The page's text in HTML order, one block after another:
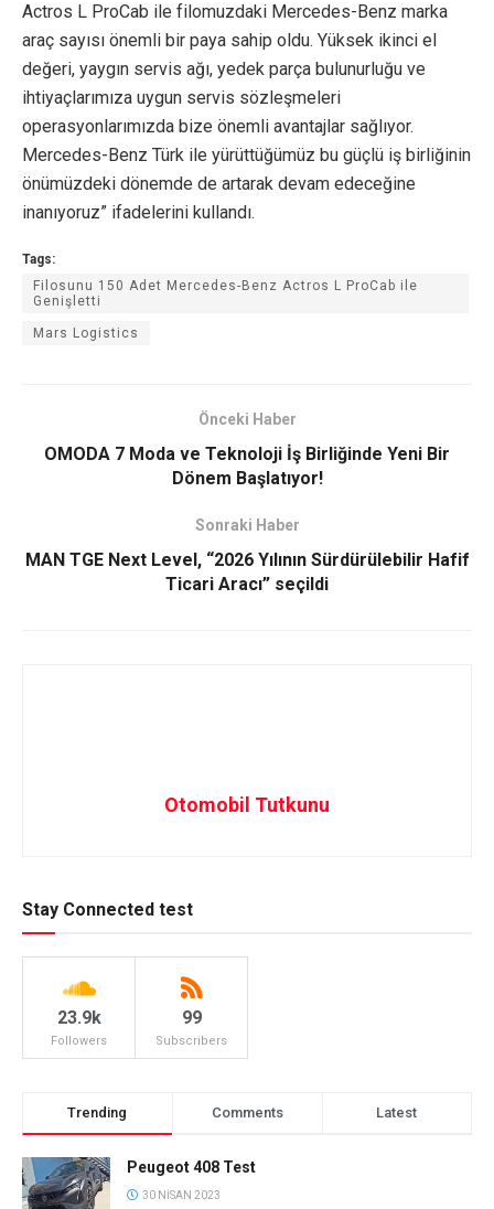
Actros L ProCab ile filomuzdaki Mercedes-Benz marka
araç sayısı önemli bir paya sahip oldu. Yüksek ikinci el
değeri, yaygın servis ağı, yedek parça bulunurluğu ve
ihtiyaçlarımıza uygun servis sözleşmeleri
operasyonlarımızda bize önemli avantajlar sağlıyor.
Mercedes-Benz Türk ile yürüttüğümüz bu güçlü iş birliğinin
önümüzdeki dönemde de artarak devam edeceğine
inanıyoruz” ifadelerini kullandı.
Tags:
Filosunu 150 Adet Mercedes-Benz Actros L ProCab ile
Genişletti
Mars Logistics
Önceki Haber
OMODA 7 Moda ve Teknoloji İş Birliğinde Yeni Bir
Dönem Başlatıyor!
Sonraki Haber
MAN TGE Next Level, “2026 Yılının Sürdürülebilir Hafif
Ticari Aracı” seçildi
Otomobil Tutkunu
Stay Connected test
23.9k
Followers
99
Subscribers
Trending Comments Latest
Peugeot 408 Test
30 NISAN 2023